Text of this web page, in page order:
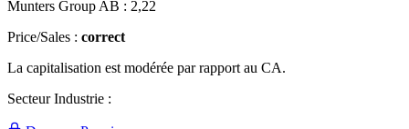
Munters Group AB : 2,22
Price/Sales : correct
La capitalisation est modérée par rapport au CA.
Secteur Industrie :